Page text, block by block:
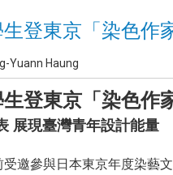
登東京「染色作
Yuann Haung
登東京「染色作
展現臺灣青年設計能量
邀參與日本東京年度染藝